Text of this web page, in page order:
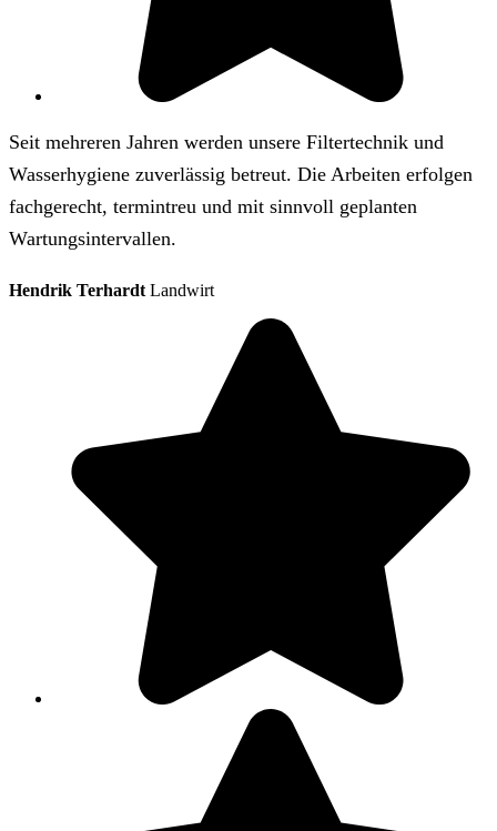
Seit mehreren Jahren werden unsere Filtertechnik und
Wasserhygiene zuverlässig betreut. Die Arbeiten erfolgen
fachgerecht, termintreu und mit sinnvoll geplanten
Wartungsintervallen.
Hendrik Terhardt Landwirt